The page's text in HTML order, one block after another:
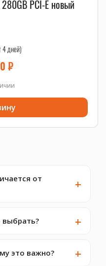
280GB PCI-E новый
4 дней)
₽
от
выбрать?
это важно?